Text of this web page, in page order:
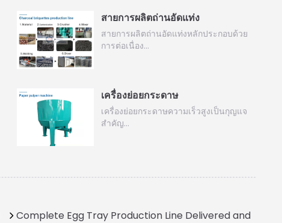
สายการผลิตถ่านอัดแท่ง
สายการผลิตถ่านอัดแท่งหลักประกอบด้วย
การต่อเนื่อง…
เครื่องย่อยกระดาษ
เครื่องย่อยกระดาษความเร็วสูงเป็นกุญแจ
สำคัญ…
Complete Egg Tray Production Line Delivered and